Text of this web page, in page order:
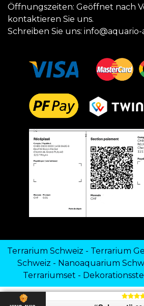
Öffnungszeiten: Geöffnet nach
kontaktieren Sie uns.
Schreiben Sie uns: info@aquario-
Terrarium Schweiz - Terrarium
Schweiz - Nanoaquarium
Terrariumset -